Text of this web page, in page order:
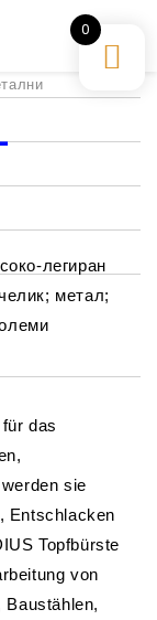
легиран
метал;
das
sie
Entschlacken
Topfbürste
von
Baustählen,
0